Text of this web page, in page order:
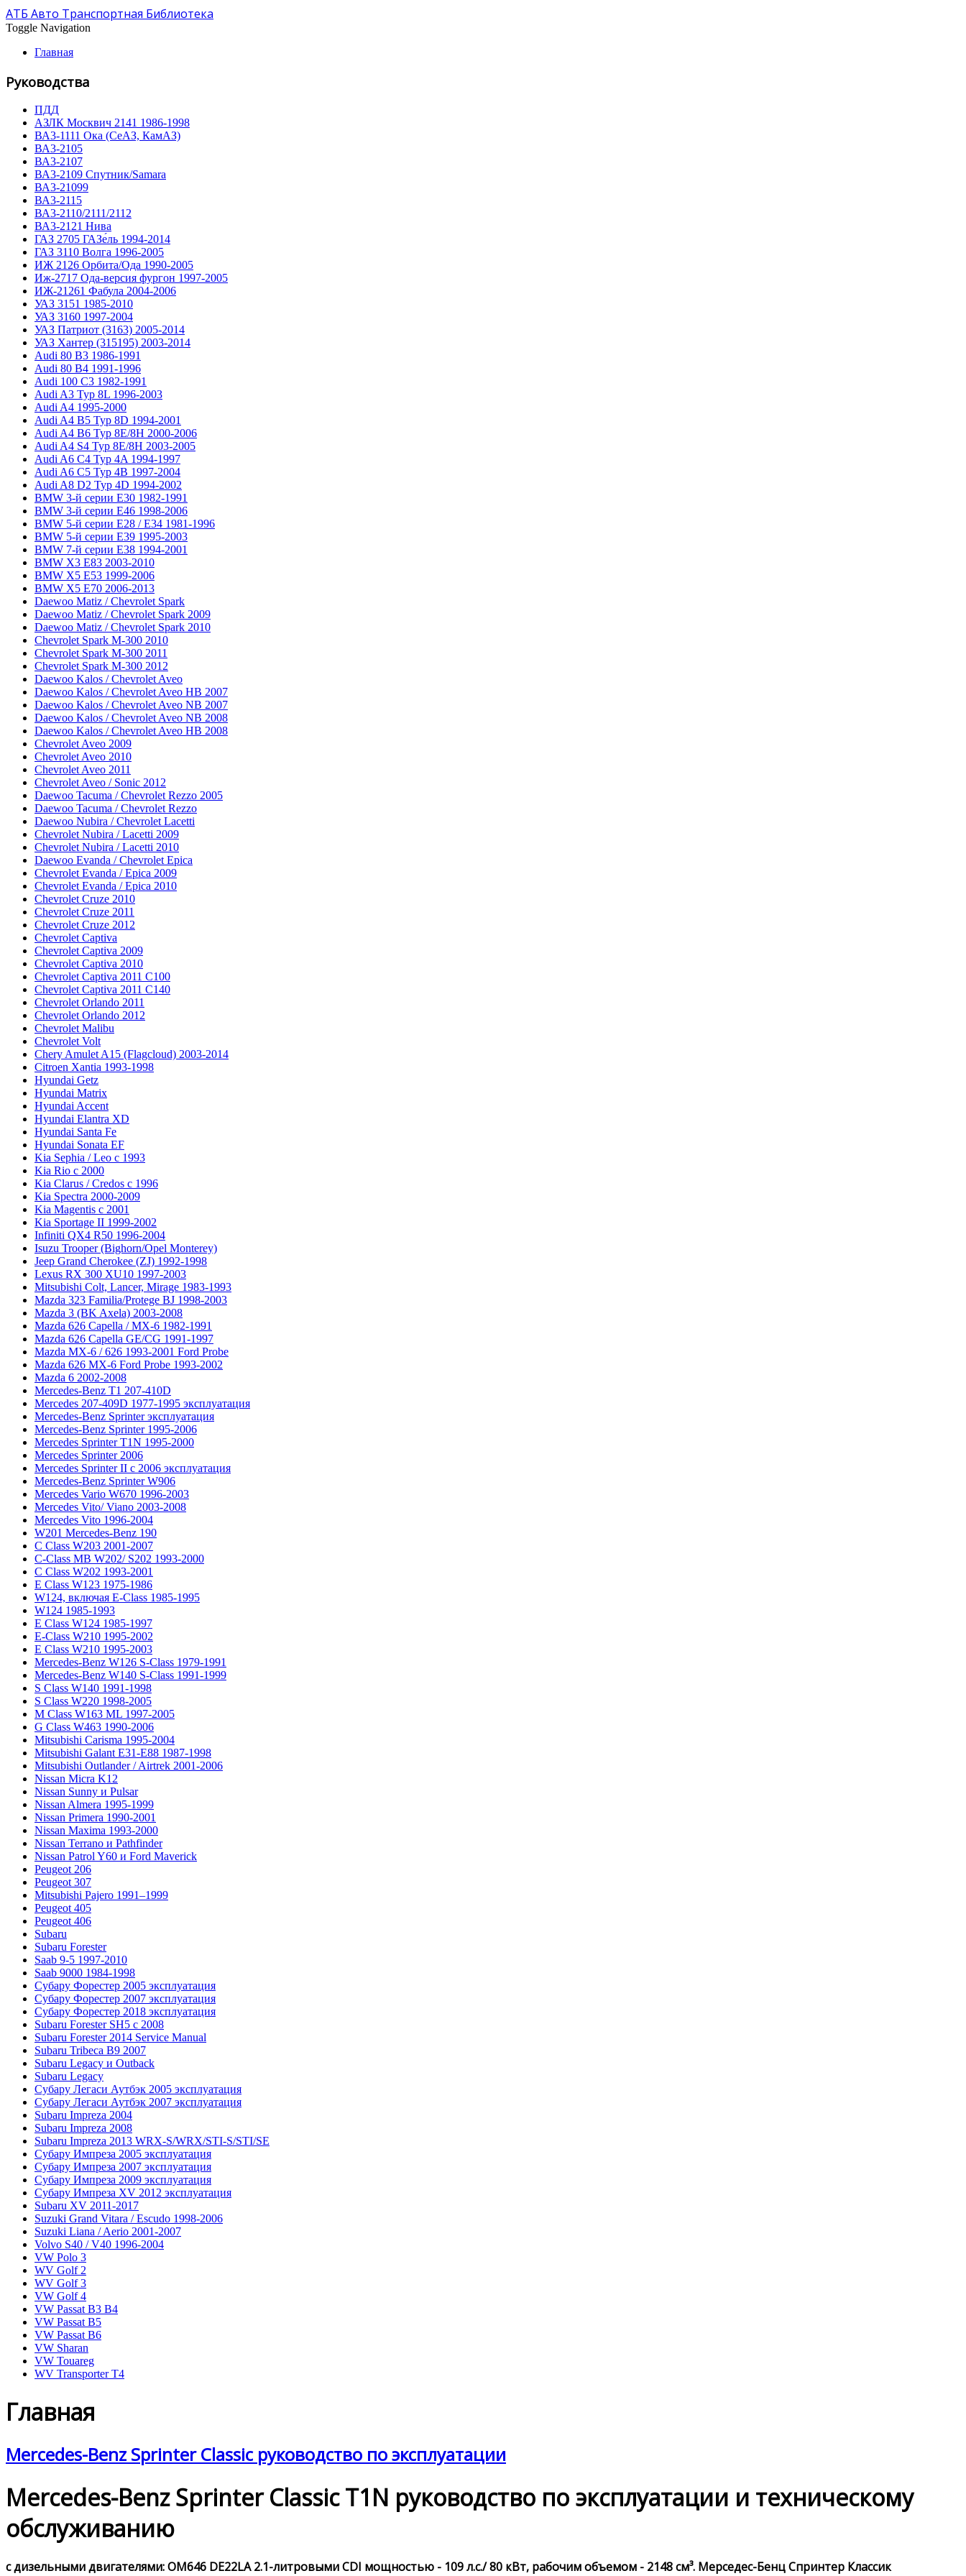
АТБ Авто Транспортная Библиотека
Toggle Navigation
Главная
Руководства
ПДД
АЗЛК Москвич 2141 1986-1998
ВА3-1111 Ока (СеАЗ, КамАЗ)
ВА3-2105
ВА3-2107
ВА3-2109 Спутник/Samara
ВА3-21099
ВА3-2115
ВА3-2110/2111/2112
ВА3-2121 Нива
ГАЗ 2705 ГАЗе́ль 1994-2014
ГАЗ 3110 Волга 1996-2005
ИЖ 2126 Орбита/Ода 1990-2005
Иж-2717 Ода-версия фургон 1997-2005
ИЖ-21261 Фабула 2004-2006
УАЗ 3151 1985-2010
УАЗ 3160 1997-2004
УАЗ Патриот (3163) 2005-2014
УАЗ Хантер (315195) 2003-2014
Audi 80 B3 1986-1991
Audi 80 B4 1991-1996
Audi 100 C3 1982-1991
Audi A3 Typ 8L 1996-2003
Audi A4 1995-2000
Audi A4 B5 Typ 8D 1994-2001
Audi A4 B6 Typ 8E/8H 2000-2006
Audi A4 S4 Typ 8E/8H 2003-2005
Audi A6 C4 Typ 4A 1994-1997
Audi A6 C5 Typ 4B 1997-2004
Audi A8 D2 Typ 4D 1994-2002
BMW 3-й серии E30 1982-1991
BMW 3-й серии E46 1998-2006
BMW 5-й серии E28 / E34 1981-1996
BMW 5-й серии E39 1995-2003
BMW 7-й серии E38 1994-2001
BMW X3 E83 2003-2010
BMW X5 E53 1999-2006
BMW X5 E70 2006-2013
Daewoo Matiz / Chevrolet Spark
Daewoo Matiz / Chevrolet Spark 2009
Daewoo Matiz / Chevrolet Spark 2010
Chevrolet Spark M-300 2010
Chevrolet Spark M-300 2011
Chevrolet Spark M-300 2012
Daewoo Kalos / Chevrolet Aveo
Daewoo Kalos / Chevrolet Aveo HB 2007
Daewoo Kalos / Chevrolet Aveo NB 2007
Daewoo Kalos / Chevrolet Aveo NB 2008
Daewoo Kalos / Chevrolet Aveo HB 2008
Chevrolet Aveo 2009
Chevrolet Aveo 2010
Chevrolet Aveo 2011
Chevrolet Aveo / Sonic 2012
Daewoo Tacuma / Chevrolet Rezzo 2005
Daewoo Tacuma / Chevrolet Rezzo
Daewoo Nubira / Chevrolet Lacetti
Chevrolet Nubira / Lacetti 2009
Chevrolet Nubira / Lacetti 2010
Daewoo Evanda / Chevrolet Epica
Chevrolet Evanda / Epica 2009
Chevrolet Evanda / Epica 2010
Chevrolet Cruze 2010
Chevrolet Cruze 2011
Chevrolet Cruze 2012
Chevrolet Captiva
Chevrolet Captiva 2009
Chevrolet Captiva 2010
Chevrolet Captiva 2011 C100
Chevrolet Captiva 2011 C140
Chevrolet Orlando 2011
Chevrolet Orlando 2012
Chevrolet Malibu
Chevrolet Volt
Chery Amulet A15 (Flagcloud) 2003-2014
Citroen Xantia 1993-1998
Hyundai Getz
Hyundai Matrix
Hyundai Accent
Hyundai Elantra XD
Hyundai Santa Fe
Hyundai Sonata EF
Kia Sephia / Leo с 1993
Kia Rio с 2000
Kia Clarus / Credos с 1996
Kia Spectra 2000-2009
Kia Magentis с 2001
Kia Sportage II 1999-2002
Infiniti QX4 R50 1996-2004
Isuzu Trooper (Bighorn/Opel Monterey)
Jeep Grand Cherokee (ZJ) 1992-1998
Lexus RX 300 XU10 1997-2003
Mitsubishi Colt, Lancer, Mirage 1983-1993
Mazda 323 Familia/Protege BJ 1998-2003
Mazda 3 (BK Axela) 2003-2008
Mazda 626 Capella / MX-6 1982-1991
Mazda 626 Capella GE/CG 1991-1997
Mazda MX-6 / 626 1993-2001 Ford Probe
Mazda 626 MX-6 Ford Probe 1993-2002
Mazda 6 2002-2008
Mercedes-Benz T1 207-410D
Mercedes 207-409D 1977-1995 эксплуатация
Mercedes-Benz Sprinter эксплуатация
Mercedes-Benz Sprinter 1995-2006
Mercedes Sprinter T1N 1995-2000
Mercedes Sprinter 2006
Mercedes Sprinter II с 2006 эксплуатация
Mercedes-Benz Sprinter W906
Mercedes Vario W670 1996-2003
Mercedes Vito/ Viano 2003-2008
Mercedes Vito 1996-2004
W201 Mercedes-Benz 190
C Class W203 2001-2007
C-Class MB W202/ S202 1993-2000
C Class W202 1993-2001
E Class W123 1975-1986
W124, включая E-Class 1985-1995
W124 1985-1993
E Class W124 1985-1997
E-Class W210 1995-2002
E Class W210 1995-2003
Mercedes-Benz W126 S-Class 1979-1991
Mercedes-Benz W140 S-Class 1991-1999
S Class W140 1991-1998
S Class W220 1998-2005
M Class W163 ML 1997-2005
G Class W463 1990-2006
Mitsubishi Carisma 1995-2004
Mitsubishi Galant E31-E88 1987-1998
Mitsubishi Outlander / Airtrek 2001-2006
Nissan Micra K12
Nissan Sunny и Pulsar
Nissan Almera 1995-1999
Nissan Primera 1990-2001
Nissan Maxima 1993-2000
Nissan Terrano и Pathfinder
Nissan Patrol Y60 и Ford Maverick
Peugeot 206
Peugeot 307
Mitsubishi Pajero 1991–1999
Peugeot 405
Peugeot 406
Subaru
Subaru Forester
Saab 9-5 1997-2010
Saab 9000 1984-1998
Субару Форестер 2005 эксплуатация
Субару Форестер 2007 эксплуатация
Субару Форестер 2018 эксплуатация
Subaru Forester SH5 с 2008
Subaru Forester 2014 Service Manual
Subaru Tribeca В9 2007
Subaru Legacy и Outback
Subaru Legacy
Субару Легаси Аутбэк 2005 эксплуатация
Субару Легаси Аутбэк 2007 эксплуатация
Subaru Impreza 2004
Subaru Impreza 2008
Subaru Impreza 2013 WRX-S/WRX/STI-S/STI/SE
Субару Импреза 2005 эксплуатация
Субару Импреза 2007 эксплуатация
Субару Импреза 2009 эксплуатация
Субару Импреза XV 2012 эксплуатация
Subaru XV 2011-2017
Suzuki Grand Vitara / Escudo 1998-2006
Suzuki Liana / Aerio 2001-2007
Volvo S40 / V40 1996-2004
VW Polo 3
WV Golf 2
WV Golf 3
VW Golf 4
VW Passat B3 B4
VW Passat B5
VW Passat B6
VW Sharan
VW Touareg
WV Transporter T4
Главная
Mercedes-Benz Sprinter Classic руководство по эксплуатации
Mercedes-Benz Sprinter Classic T1N руководство по эксплуатации и техническому
обслуживанию
с дизельными двигателями: OM646 DE22LA 2.1-литровыми CDI мощностью - 109 л.с./ 80 кВт, рабочим объемом - 2148 см³. Мерседес-Бенц Спринтер Классик